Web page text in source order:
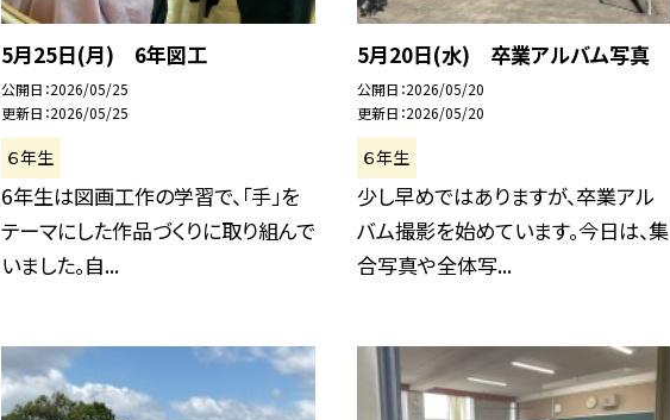
5月25日(月) 6年図工
公開日 2026/05/25
更新日 2026/05/25
６年生
6年生は図画工作の学習で、「手」を
テーマにした作品づくりに取り組んで
いました。自...
5月20日(水) 卒業アルバム写真
公開日 2026/05/20
更新日 2026/05/20
６年生
少し早めではありますが、卒業アル
バム撮影を始めています。今日は、集
合写真や全体写...